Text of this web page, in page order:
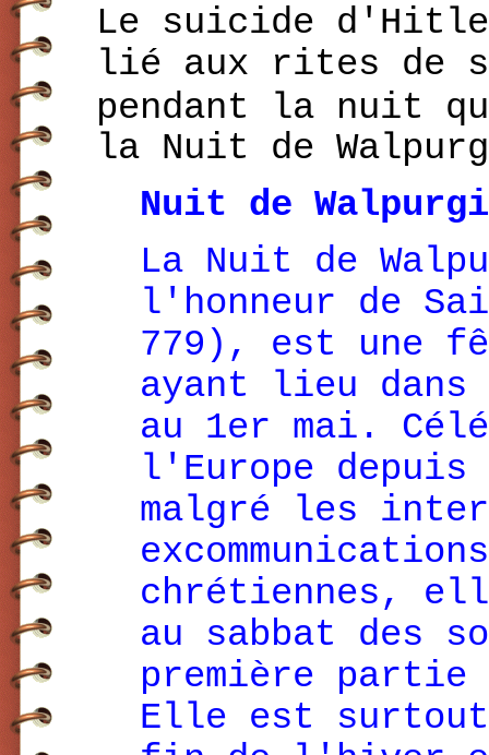
Le suicide
lié aux rites de
pendant la nuit
la Nuit de
Nuit de
La Nuit de
l'honneur de
779), est une
ayant lieu
au 1er mai.
l'Europe depuis
malgré les
chrétiennes,
au sabbat des
première partie
Elle est